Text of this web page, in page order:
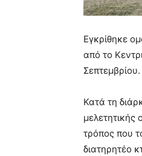
Εγκρίθηκε
από το
Σεπτεμβρίου.
Κατά τη
τρόπος που
διατηρητέο